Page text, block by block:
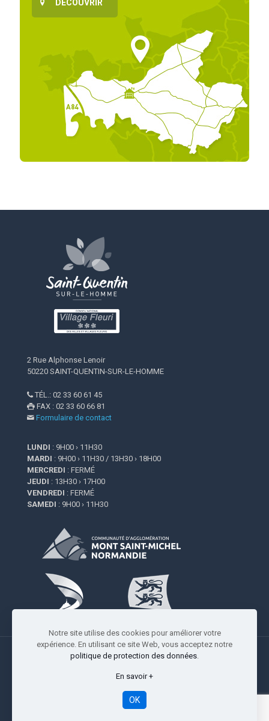
DÉCOUVRIR
2 Rue Alphonse Lenoir
50220 SAINT-QUENTIN-SUR-LE-HOMME
 TÉL.: 02 33 60 61 45
 FAX : 02 33 60 66 81
 Formulaire de contact
LUNDI : 9H00 › 11H30
MARDI : 9H00 › 11H30 / 13H30 › 18H00
MERCREDI : FERMÉ
JEUDI : 13H30 › 17H00
VENDREDI : FERMÉ
SAMEDI : 9H00 › 11H30
Studio Resiliance
Notre site utilise des cookies pour améliorer votre
expérience. En utilisant ce site Web, vous acceptez notre
politique de protection des données.
En savoir +
OK